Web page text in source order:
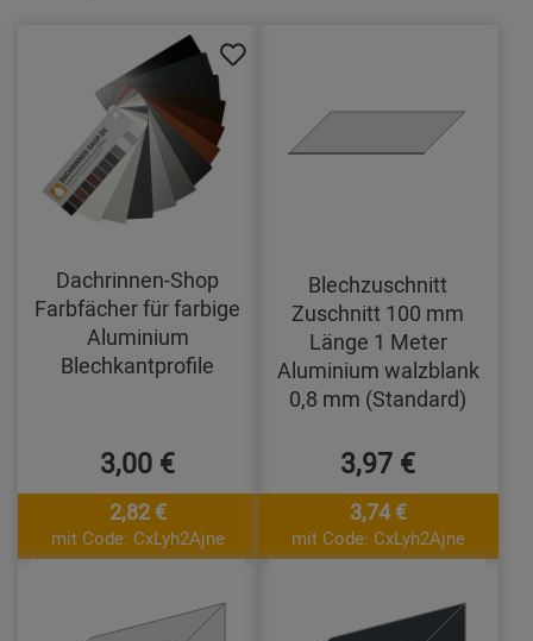
Dachrinnen-Shop
Farbfächer für farbige
Aluminium
Blechkantprofile
3,00 €
2,82 €
mit Code: CxLyh2Ajne
Blechzuschnitt
Zuschnitt 100 mm
Länge 1 Meter
Aluminium walzblank
0,8 mm (Standard)
3,97 €
3,74 €
mit Code: CxLyh2Ajne